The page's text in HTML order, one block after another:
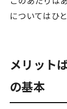
についてはひ
メリット
の基本